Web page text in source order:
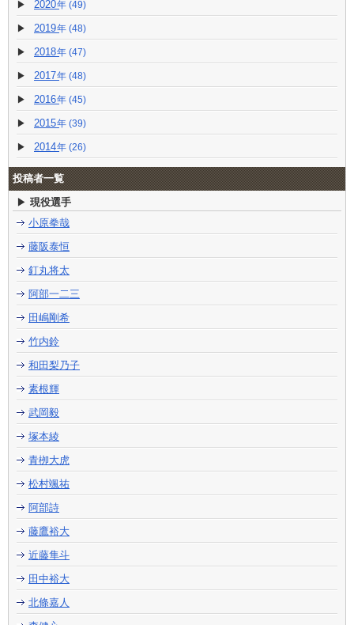
2020 (49)
2019 (48)
2018 (47)
2017 (48)
2016 (45)
2015 (39)
2014 (26)
投稿者一覧
現役選手
小原拳哉
藤阪泰恒
釘丸将太
阿部一二三
田嶋剛希
竹内鈴
和田梨乃子
素根輝
武岡毅
塚本綾
青栁大虎
松村颯祐
阿部詩
藤鷹裕大
近藤隼斗
田中裕大
北條嘉人